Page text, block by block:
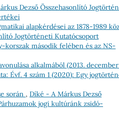
Dezső Összehasonlító
alapkérdései az 1878-1989
Jogtörténeti Kutatócsoport
korszak második felében és az NS-
alkalmából (2013. december
Évf. 4 szám 1 (2020): Egy
során , Díké - A Márkus Dezső
jogi kultúránk zsidó-